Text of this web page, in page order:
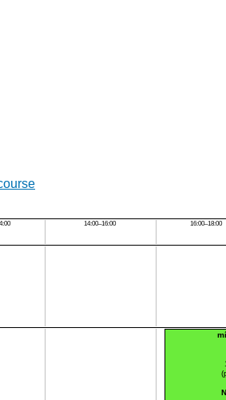
14:00–16:00 16:00–18:00